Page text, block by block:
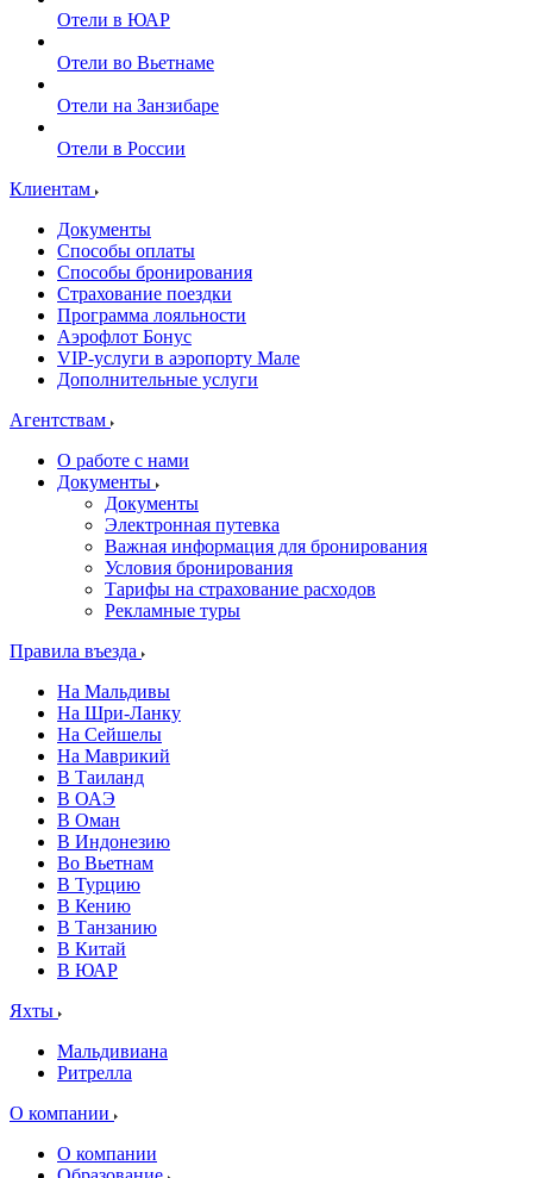
Отели в ЮАР
Отели во Вьетнаме
Отели на Занзибаре
Отели в России
Клиентам
Документы
Способы оплаты
Способы бронирования
Страхование поездки
Программа лояльности
Аэрофлот Бонус
VIP-услуги в аэропорту Мале
Дополнительные услуги
Агентствам
О работе с нами
Документы
Документы
Электронная путевка
Важная информация для бронирования
Условия бронирования
Тарифы на страхование расходов
Рекламные туры
Правила въезда
На Мальдивы
На Шри-Ланку
На Сейшелы
На Маврикий
В Таиланд
В ОАЭ
В Оман
В Индонезию
Во Вьетнам
В Турцию
В Кению
В Танзанию
В Китай
В ЮАР
Яхты
Мальдивиана
Ритрелла
О компании
О компании